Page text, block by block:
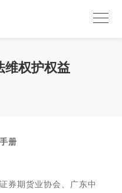
维权护权益
册
券期货业协会、广东中